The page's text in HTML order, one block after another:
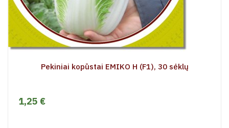
Pekiniai kopūstai EMIKO H (F1), 30 sėklų
1,25 €